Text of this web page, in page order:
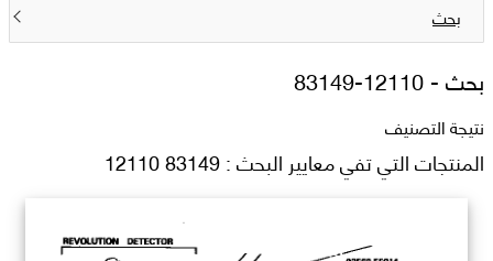
بحث
بحث -83149-12110
نتيجة التصنيف
المنتجات التي تفي معايير البحث : 83149 12110